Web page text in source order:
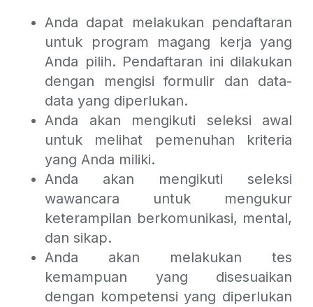
Anda dapat melakukan pendaftaran
untuk program magang kerja yang
Anda pilih. Pendaftaran ini dilakukan
dengan mengisi formulir dan data-
data yang diperlukan.
Anda akan mengikuti seleksi awal
untuk melihat pemenuhan kriteria
yang Anda miliki.
Anda akan mengikuti seleksi
wawancara untuk mengukur
keterampilan berkomunikasi, mental,
dan sikap.
Anda akan melakukan tes
kemampuan yang disesuaikan
dengan kompetensi yang diperlukan